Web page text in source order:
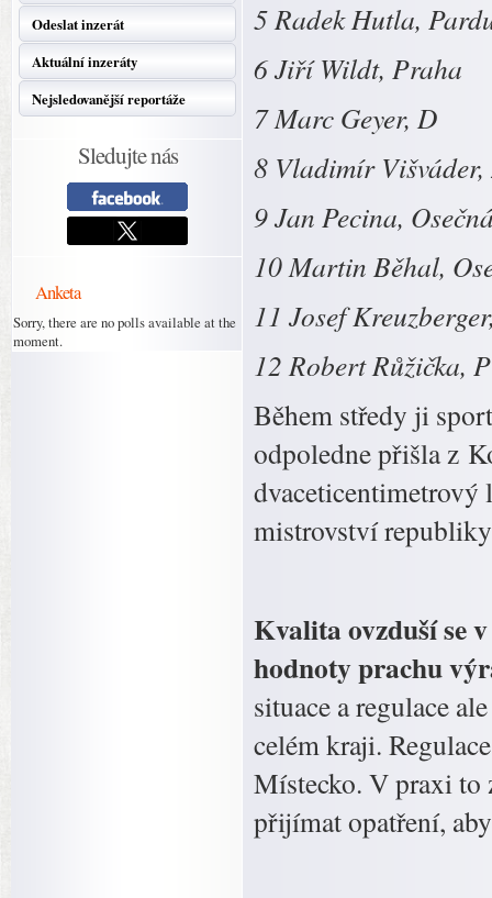
Odeslat inzerát
Aktuální inzeráty
Nejsledovanější reportáže
Sledujte nás
Anketa
Sorry, there are no polls available at the
moment.
5 Radek Hutla,
6 Jiří Wildt, Praha
7 Marc Geyer, D
8 Vladimír Višváder,
9 Jan Pecina,
10 Martin Běhal,
11 Josef
12 Robert Růžička,
Během středy ji
odpoledne přišla z
dvaceticentimetrový
mistrovství
Kvalita ovzduší se
hodnoty prachu
situace a regulace
celém kraji.
Místecko. V praxi to
přijímat opatření,